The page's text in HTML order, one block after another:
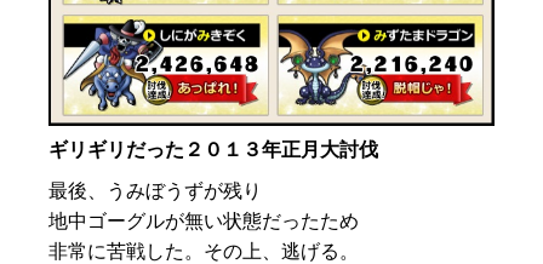
ギリギリだった２０１３年正月大討伐
最後、うみぼうずが残り
地中ゴーグルが無い状態だったため
非常に苦戦した。その上、逃げる。